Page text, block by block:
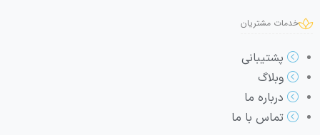
خدمات مشتریان
پشتیبانی
وبلاگ
درباره ما
تماس با ما